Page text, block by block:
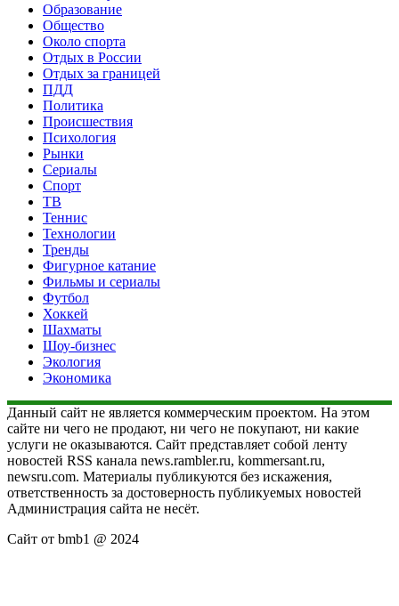
Образование
Общество
Около спорта
Отдых в России
Отдых за границей
ПДД
Политика
Происшествия
Психология
Рынки
Сериалы
Спорт
ТВ
Теннис
Технологии
Тренды
Фигурное катание
Фильмы и сериалы
Футбол
Хоккей
Шахматы
Шоу-бизнес
Экология
Экономика
Данный сайт не является коммерческим проектом. На этом
сайте ни чего не продают, ни чего не покупают, ни какие
услуги не оказываются. Сайт представляет собой ленту
новостей RSS канала news.rambler.ru, kommersant.ru,
newsru.com. Материалы публикуются без искажения,
ответственность за достоверность публикуемых новостей
Администрация сайта не несёт.
Сайт от bmb1 @ 2024